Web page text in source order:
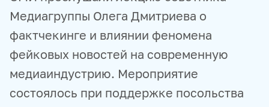
Медиагруппы Олега Дмитриева о
фактчекинге и влиянии феномена
фейковых новостей на современную
медиаиндустрию. Мероприятие
состоялось при поддержке посольства